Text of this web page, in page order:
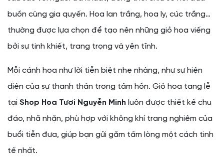
buồn cùng gia quyến. Hoa lan trắng, hoa ly, cúc trắng…
thường được lựa chọn để tạo nên những giỏ hoa viếng
bởi sự tinh khiết, trang trọng và yên tĩnh.
Mỗi cánh hoa như lời tiễn biệt nhẹ nhàng, như sự hiện
diện của sự thanh thản trong tâm hồn. Giỏ hoa tang lễ
tại Shop Hoa Tươi Nguyễn Minh luôn được thiết kế chu
đáo, nhã nhặn, phù hợp với không khí trang nghiêm của
buổi tiễn đưa, giúp bạn gửi gắm tấm lòng một cách tinh
tế nhất.